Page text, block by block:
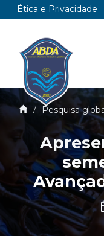
Ética e Privacidade
Pesquisa